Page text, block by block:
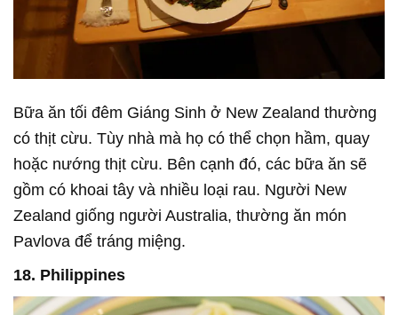
Bữa ăn tối đêm Giáng Sinh ở New Zealand thường
có thịt cừu. Tùy nhà mà họ có thể chọn hầm, quay
hoặc nướng thịt cừu. Bên cạnh đó, các bữa ăn sẽ
gồm có khoai tây và nhiều loại rau. Người New
Zealand giống người Australia, thường ăn món
Pavlova để tráng miệng.
18. Philippines